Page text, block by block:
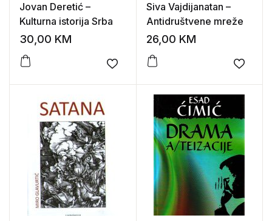
Jovan Deretić –
Kulturna istorija Srba
30,00 KM
Add to wishlist
Siva Vajdijanatan –
Antidruštvene mreže
26,00 KM
Add